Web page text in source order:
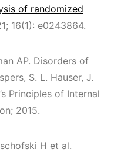
of randomized
16(1): e0243864.
AP. Disorders of
S. L. Hauser, J.
Principles of Internal
2015.
H et al.